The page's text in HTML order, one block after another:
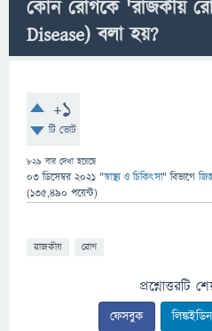
কোন রোগকে 'রাজকীয়
Disease) বলা হয়?
+1
টি ভোট
829 বার দেখা হয়েছে
03 ডিসেম্বর 2021 "স্বাস্থ্য ও চিকিৎসা" বিভাগে
(135,490 পয়েন্ট)
রাজকীয় রোগ
প্রশ্নোত্তরটি
ফেসবুক লিঙ্কইডিন